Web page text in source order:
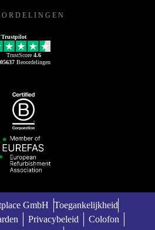
Trustpilot
TrustScore 4.6
Beoordelingen
GmbH Toegankelijkheid
Privacybeleid
Colofon